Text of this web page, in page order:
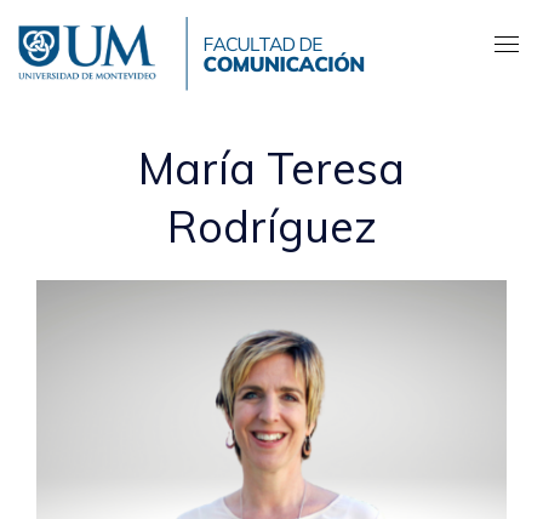
contenido
principal
María Teresa
Rodríguez